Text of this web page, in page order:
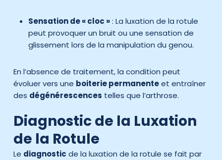
Sensation de « cloc »: La luxation de la rotule
peut provoquer un bruit ou une sensation de
glissement lors de la manipulation du genou.
En l’absence de traitement, la condition peut
évoluer vers une boiterie permanenteet entraîner
des dégénérescences telles que l’arthrose.
Diagnostic de la Luxation
de la Rotule
Le diagnostic de la luxation de la rotule se fait par